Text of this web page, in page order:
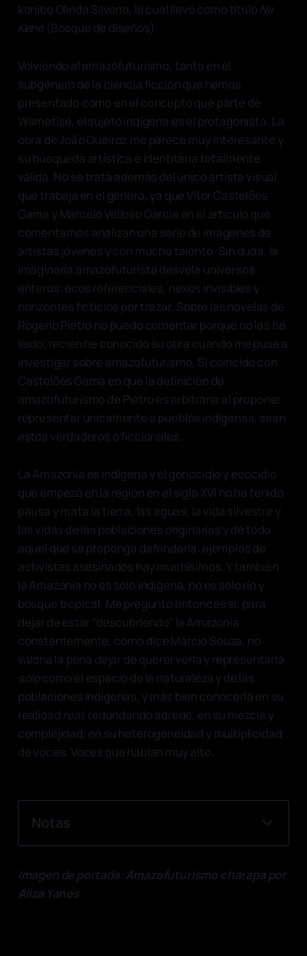
konibo Olinda Silvano, la cual llevó como título Nii
Kené (Bosque de diseños).
Volviendo al amazofuturismo, tanto en el
subgénero de la ciencia ficción que hemos
presentado como en el concepto que parte de
Wametisé, el sujeto indígena es el protagonista. La
obra de João Queiroz me parece muy interesante y
su búsqueda artística e identitaria totalmente
válida. No se trata además del único artista visual
que trabaja en el género, ya que Vítor Castelões
Gama y Marcelo Velloso Garcia en el artículo que
comentamos analizan una serie de imágenes de
artistas jóvenes y con mucho talento. Sin duda, la
imaginería amazofuturista desvela universos
enteros: ecos referenciales, nexos invisibles y
horizontes ficticios por trazar. Sobre las novelas de
Rogerio Pietro no puedo comentar porque no las he
leído, recién he conocido su obra cuando me puse a
investigar sobre amazofuturismo. Sí coincido con
Castelões Gama en que la definición de
amazofuturismo de Pietro es arbitraria al proponer
representar únicamente a pueblos indígenas, sean
estos verdaderos o ficcionales.
La Amazonía es indígena y el genocidio y ecocidio
que empezó en la región en el siglo XVI no ha tenido
pausa y mata la tierra, las aguas, la vida silvestre y
las vidas de las poblaciones originarias y de todo
aquel que se proponga defenderla: ejemplos de
activistas asesinados hay muchísimos. Y también
la Amazonía no es solo indígena, no es solo río y
bosque tropical. Me pregunto entonces si, para
dejar de estar “descubriendo” la Amazonía
constantemente, como dice Márcio Souza, no
valdría la pena dejar de querer verla y representarla
solocomo el espacio de la naturaleza y de las
poblaciones indígenas, y más bien conocerla en su
realidad real, redundando adrede, en su mezcla y
complejidad, en su heterogeneidad y multiplicidad
de voces. Voces que hablan muy alto.
Notas
La idea de la Amazonía como una región
"descubrimiento" proviene de Amazônia
indígena, de Márcio Souza (Rio de Janeiro:
Imagen de portada: Amazofuturismo charapa por
Aliza Yanes